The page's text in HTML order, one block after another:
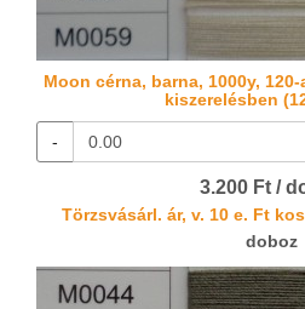
Moon cérna, barna, 1000y,
kiszerelésben
-
3.200 Ft /
Törzsvásárl. ár, v. 10 e. Ft
doboz